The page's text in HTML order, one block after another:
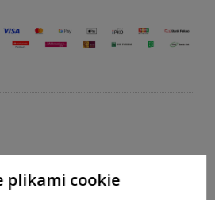
biuletyn – Wpisz adres e-mail
plikami cookie